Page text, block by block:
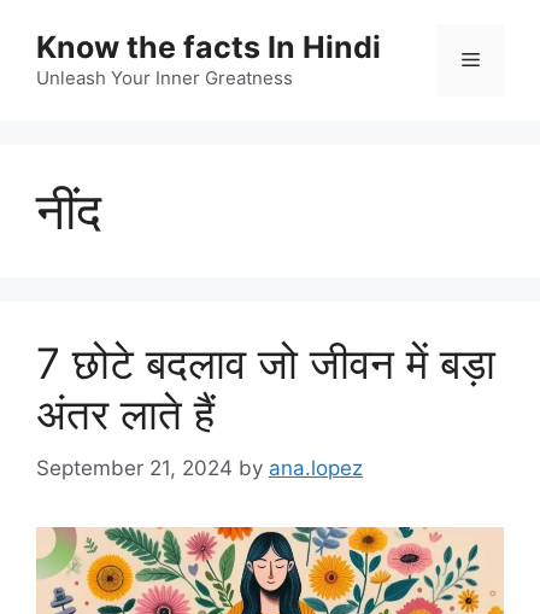
content
Know the facts In Hindi
Unleash Your Inner Greatness
Menu
नींद
7 छोटे बदलाव जो जीवन में बड़ा
अंतर लाते हैं
September 21, 2024 by ana.lopez